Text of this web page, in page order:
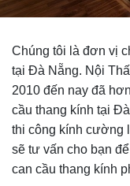
Chúng tôi là đơn vị
tại Đà Nẵng. Nội
2010 đến nay đã
cầu thang kính tại
thi công kính cường
sẽ tư vấn cho bạn
can cầu thang kính